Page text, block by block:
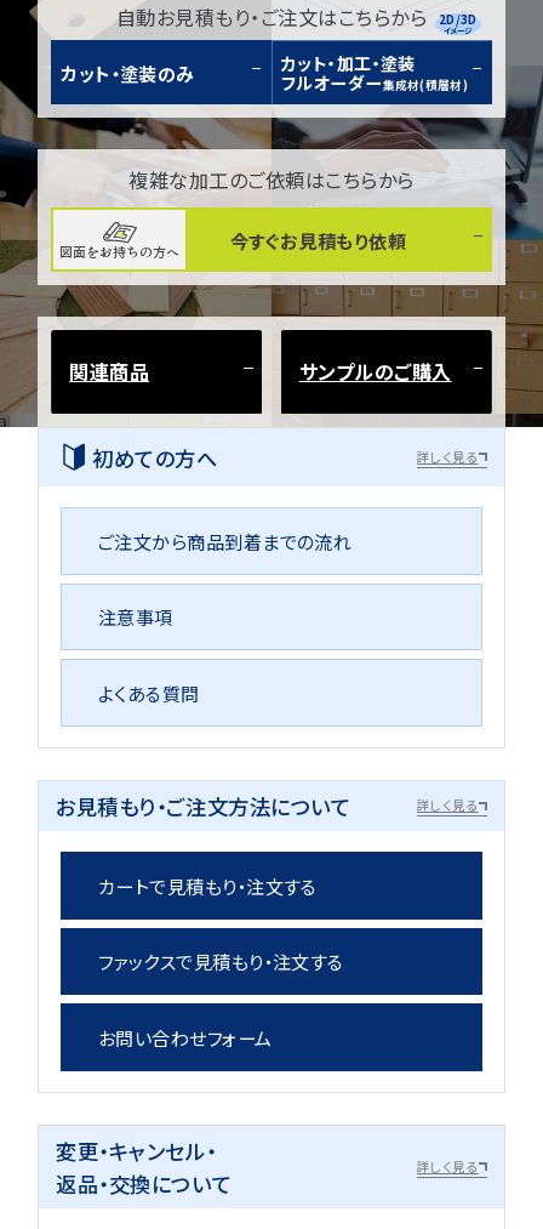
自動お見積もり・ご注文はこちらから
カット・塗装のみ
カット・加工・塗装
フルオーダー集成材(積層材)
2D/3D
イメージ
複雑な加工のご依頼はこちらから
図面をお持ちの方へ 今すぐお見積もり依頼
関連商品 サンプルのご購入
初めての方へ 詳しく見る
ご注文から商品到着までの流れ
注意事項
よくある質問
お見積もり・ご注文方法について 詳しく見る
カートで見積もり・注文する
ファックスで見積もり・注文する
お問い合わせフォーム
変更・キャンセル・
返品・交換について
詳しく見る